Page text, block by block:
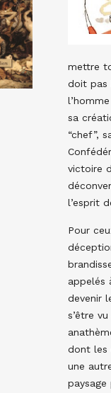
mettre
doit pas
sa
“chef”,
victoire
l’esprit
Pour
appelés
devenir
s’être
dont les
une
paysage